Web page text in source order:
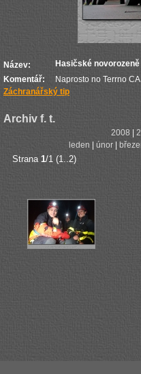
Název:
Hasičské
Komentář:
Naprosto no Terrno
Záchranářský tip
Archiv f. t.
2008
leden
únor
Strana 1/1 (1..2)